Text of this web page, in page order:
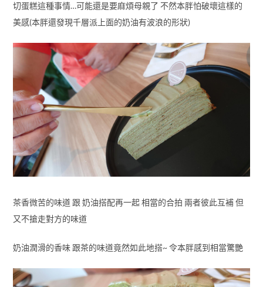
切蛋糕這種事情…可能還是要麻煩母親了 不然本胖怕破壞這樣的
美感(本胖還發現千層派上面的奶油有波浪的形狀)
茶香微苦的味道 跟 奶油搭配再一起 相當的合拍 兩者彼此互補 但
又不搶走對方的味道
奶油潤滑的香味 跟茶的味道竟然如此地搭~ 令本胖感到相當驚艷